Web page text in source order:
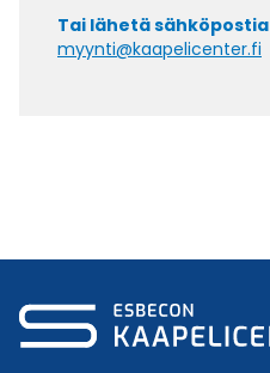
Tai lähetä sähköpostia
myynti@kaapelicenter.fi